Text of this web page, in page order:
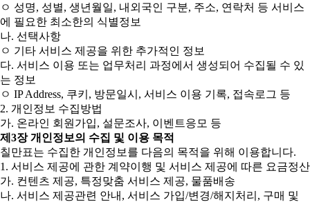
ㅇ 성명, 성별, 생년월일, 내외국인 구분, 주소, 연락처 등 서비스
에 필요한 최소한의 식별정보
나. 선택사항
ㅇ 기타 서비스 제공을 위한 추가적인 정보
다. 서비스 이용 또는 업무처리 과정에서 생성되어 수집될 수 있
는 정보
ㅇ IP Address, 쿠키, 방문일시, 서비스 이용 기록, 접속로그 등
2. 개인정보 수집방법
가. 온라인 회원가입, 설문조사, 이벤트응모 등
제3장 개인정보의 수집 및 이용 목적
칠만표는 수집한 개인정보를 다음의 목적을 위해 이용합니다.
1. 서비스 제공에 관한 계약이행 및 서비스 제공에 따른 요금정산
가. 컨텐츠 제공, 특정맞춤 서비스 제공, 물품배송
나. 서비스 제공관련 안내, 서비스 가입/변경/해지처리, 구매 및